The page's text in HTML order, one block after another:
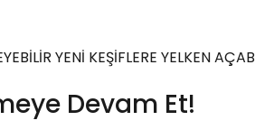
YENİ KEŞİFLERE YELKEN
Devam Et!